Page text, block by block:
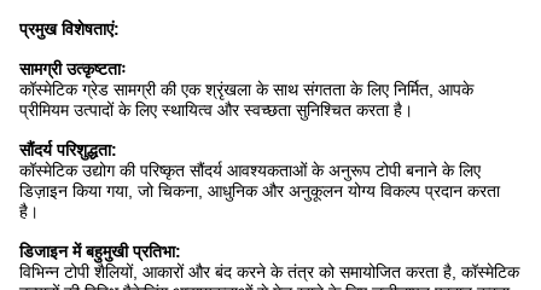
प्रमुख विशेषताएं:
सामग्री उत्कृष्टताः
कॉस्मेटिक ग्रेड सामग्री की एक श्रृंखला के साथ संगतता के लिए निर्मित, आपके
प्रीमियम उत्पादों के लिए स्थायित्व और स्वच्छता सुनिश्चित करता है।
सौंदर्य परिशुद्धता:
कॉस्मेटिक उद्योग की परिष्कृत सौंदर्य आवश्यकताओं के अनुरूप टोपी बनाने के लिए
डिज़ाइन किया गया, जो चिकना, आधुनिक और अनुकूलन योग्य विकल्प प्रदान करता
है।
डिजाइन में बहुमुखी प्रतिभा:
विभिन्न टोपी शैलियों, आकारों और बंद करने के तंत्र को समायोजित करता है, कॉस्मेटिक